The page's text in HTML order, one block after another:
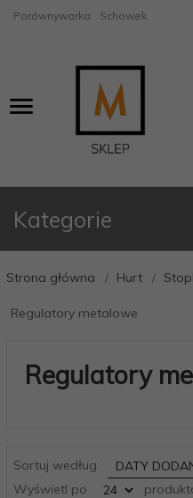
Porównywarka Schowek
Kategorie
Strona główna Hurt
Regulatory metalowe
Regulatory
Sortuj według:
sort
Wyświetl po
pop